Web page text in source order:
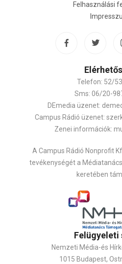
Felhasználási
Telefon: 52/
Sms: 06/20-
DEmedia üzenet:
Campus Rádió üzenet:
Zenei információk:
A Campus Rádió Nonprofit
tevékenységét a
keretében
Felügyeleti
Nemzeti Média-és
1015 Budapest,